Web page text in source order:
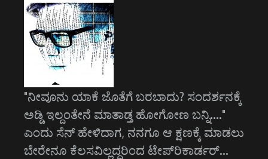
"ನೀವೂನು ಯಾಕೆ ಜೊತೆಗೆ ಬರಬಾದು? ಸಂದರ್ಶನಕ್ಕೆ
ಅಡ್ಡಿ ಇಲ್ದಂತೇನೆ ಮಾತಾಡ್ತ ಹೋಗೋಣ ಬನ್ನಿ...."
ಎಂದು ಸೆನ್ ಹೇಳಿದಾಗ, ನನಗೂ ಆ ಕ್ಷಣಕ್ಕೆ ಮಾಡಲು
ಬೇರೇನೂ ಕೆಲಸವಿಲ್ಲದ್ದರಿಂದ ಟೇಪ್‌ರಿಕಾರ್ಡರ್…